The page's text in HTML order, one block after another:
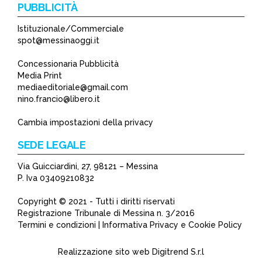
PUBBLICITÀ
Istituzionale/Commerciale
spot@messinaoggi.it
Concessionaria Pubblicità
Media Print
mediaeditoriale@gmail.com
nino.francio@libero.it
Cambia impostazioni della privacy
SEDE LEGALE
Via Guicciardini, 27, 98121 – Messina
P. Iva 03409210832
Copyright © 2021 - Tutti i diritti riservati
Registrazione Tribunale di Messina n. 3/2016
Termini e condizioni | Informativa Privacy e Cookie Policy
Realizzazione sito web Digitrend S.r.l